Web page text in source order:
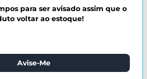
para ser avisado assim que o
voltar ao estoque!
Avise-Me